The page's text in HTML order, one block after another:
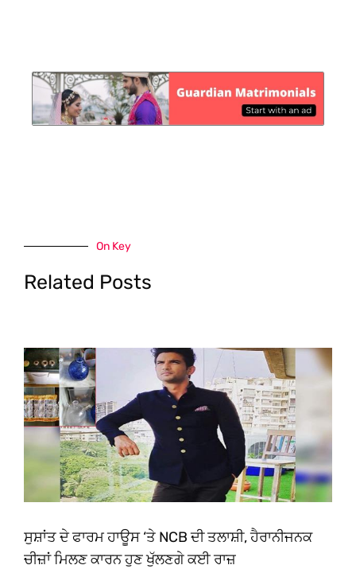
On Key
Related Posts
ਸੁਸ਼ਾਂਤ ਦੇ ਫਾਰਮ ਹਾਊਸ ‘ਤੇ NCB ਦੀ ਤਲਾਸ਼ੀ, ਹੈਰਾਨੀਜਨਕ
ਚੀਜ਼ਾਂ ਮਿਲਣ ਕਾਰਨ ਹੁਣ ਖੁੱਲਣਗੇ ਕਈ ਰਾਜ਼